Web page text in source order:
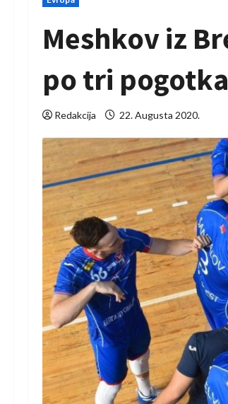
Meshkov iz
po tri
Redakcija 22. Augusta 2020.